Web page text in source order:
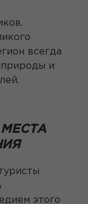
всегда
природы и
этого